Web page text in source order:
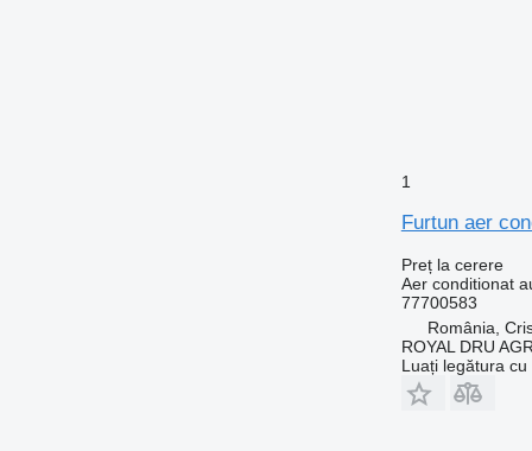
1
Furtun aer
Preț la cerere
Aer conditionat
77700583
România,
ROYAL DRU
Luați legătura